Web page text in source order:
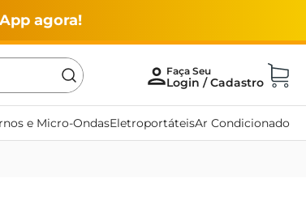
agora!
e Micro-OndasEletroportáteisAr Condicionado